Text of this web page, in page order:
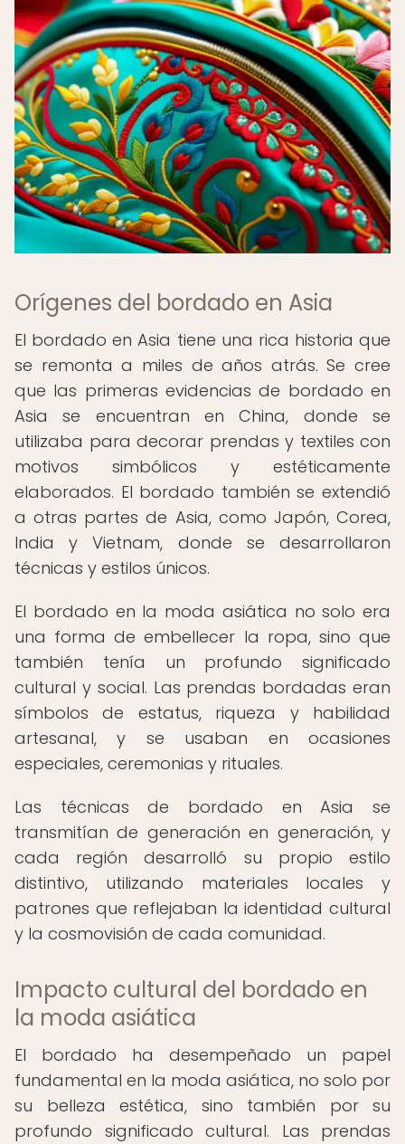
Orígenes del bordado en Asia
El bordado en Asia tiene una rica historia que
se remonta a miles de años atrás. Se cree
que las primeras evidencias de bordado en
Asia se encuentran en China, donde se
utilizaba para decorar prendas y textiles con
motivos simbólicos y estéticamente
elaborados. El bordado también se extendió
a otras partes de Asia, como Japón, Corea,
India y Vietnam, donde se desarrollaron
técnicas y estilos únicos.
El bordado en la moda asiática no solo era
una forma de embellecer la ropa, sino que
también tenía un profundo significado
cultural y social. Las prendas bordadas eran
símbolos de estatus, riqueza y habilidad
artesanal, y se usaban en ocasiones
especiales, ceremonias y rituales.
Las técnicas de bordado en Asia se
transmitían de generación en generación, y
cada región desarrolló su propio estilo
distintivo, utilizando materiales locales y
patrones que reflejaban la identidad cultural
y la cosmovisión de cada comunidad.
Impacto cultural del bordado en
la moda asiática
El bordado ha desempeñado un papel
fundamental en la moda asiática, no solo por
su belleza estética, sino también por su
profundo significado cultural. Las prendas